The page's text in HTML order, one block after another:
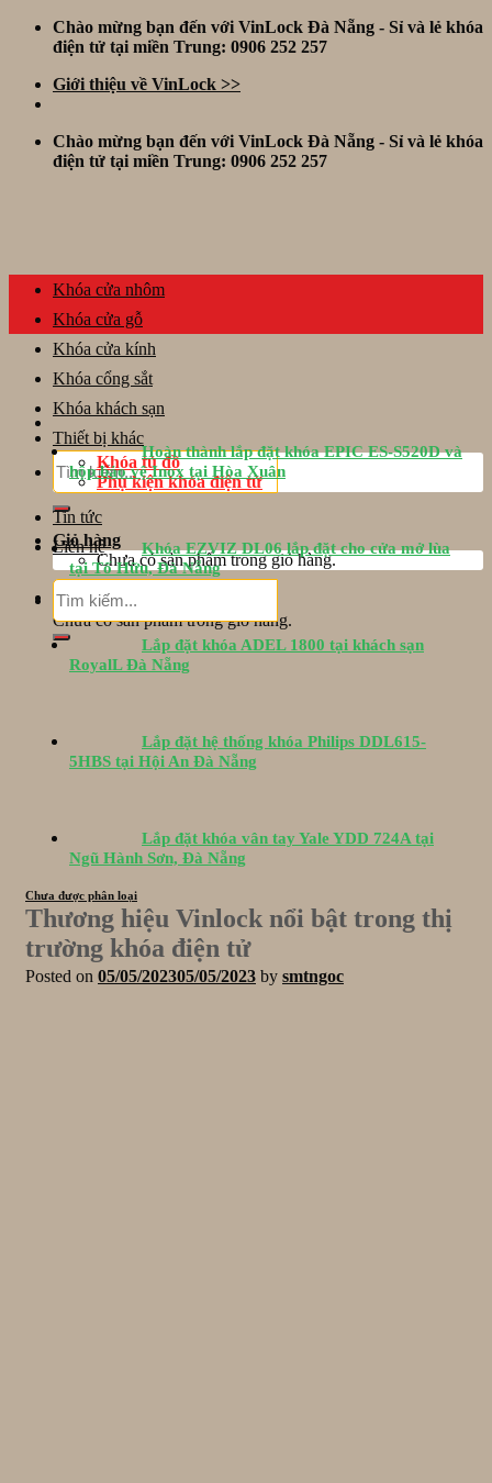
Skip
Chào mừng bạn đến với VinLock Đà Nẵng - Sỉ và lẻ khóa
điện tử tại miền Trung: 0906 252 257
Giới thiệu về VinLock >>
Chào mừng bạn đến với VinLock Đà Nẵng - Sỉ và lẻ khóa
điện tử tại miền Trung: 0906 252 257
Tìm
kiếm:
Giỏ hàng
Chưa có sản phẩm trong giỏ hàng.
Giỏ hàng
Chưa có sản phẩm trong giỏ hàng.
Khóa cửa nhôm
Khóa cửa gỗ
Khóa cửa kính
Khóa cổng sắt
Khóa khách sạn
Thiết bị khác
Khóa tủ đồ
Phụ kiện khóa điện tử
Tin tức
Liên hệ
Tìm
kiếm:
Hoàn thành lắp đặt khóa EPIC ES-S520D và
hộp bảo vệ Inox tại Hòa Xuân
Khóa EZVIZ DL06 lắp đặt cho cửa mở lùa
tại Tố Hữu, Đà Nẵng
Lắp đặt khóa ADEL 1800 tại khách sạn
RoyalL Đà Nẵng
Lắp đặt hệ thống khóa Philips DDL615-
5HBS tại Hội An Đà Nẵng
Lắp đặt khóa vân tay Yale YDD 724A tại
Ngũ Hành Sơn, Đà Nẵng
Chưa được phân loại
Thương hiệu Vinlock nổi bật trong thị
trường khóa điện tử
Posted on 05/05/202305/05/2023 by smtngoc